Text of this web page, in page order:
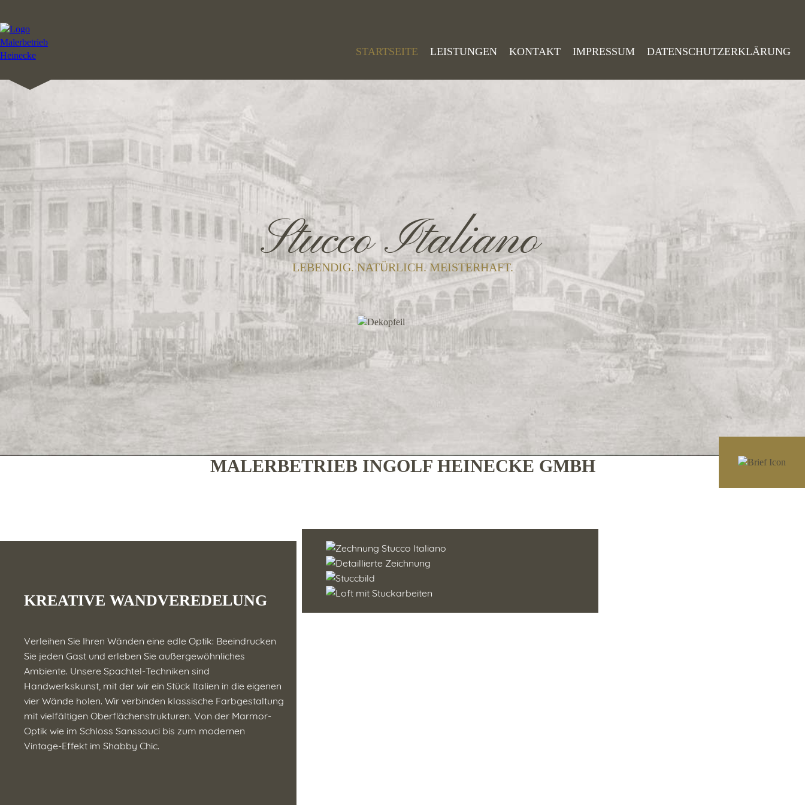
STARTSEITE LEISTUNGEN KONTAKT IMPRESSUM DATENSCHUTZERKLÄRUNG
Stucco Italiano
LEBENDIG. NATÜRLICH. MEISTERHAFT.
MALERBETRIEB INGOLF HEINECKE GMBH
KREATIVE WANDVEREDELUNG
Verleihen Sie Ihren Wänden eine edle Optik: Beeindrucken
Sie jeden Gast und erleben Sie außergewöhnliches
Ambiente. Unsere Spachtel-Techniken sind
Handwerkskunst, mit der wir ein Stück Italien in die eigenen
vier Wände holen. Wir verbinden klassische Farbgestaltung
mit vielfältigen Oberflächenstrukturen. Von der Marmor-
Optik wie im Schloss Sanssouci bis zum modernen
Vintage-Effekt im Shabby Chic.